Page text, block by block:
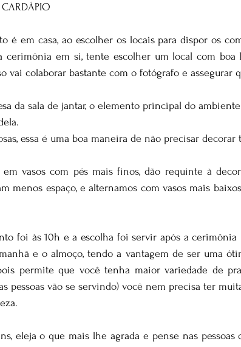
é em casa, ao escolher os locais para dispor os
cerimônia em si, tente escolher um local com boa
vai colaborar bastante com o fotógrafo e assegurar
da sala de jantar, o elemento principal do
essa é uma boa maneira de não precisar
vasos com pés mais finos, dão requinte à
menos espaço, e alternamos com vasos mais
foi às 10h e a escolha foi servir após a cerimônia
e o almoço, tendo a vantagem de ser uma
permite que você tenha maior variedade de
pessoas vão se servindo) você nem precisa ter
eleja o que mais lhe agrada e pense nas pessoas